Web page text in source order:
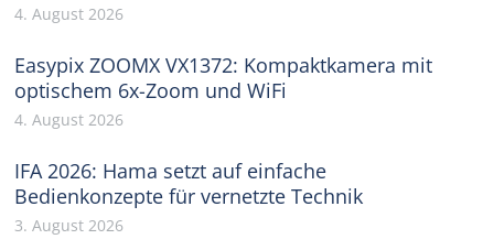
4. August 2026
Easypix ZOOMX VX1372: Kompaktkamera mit
optischem 6x-Zoom und WiFi
4. August 2026
IFA 2026: Hama setzt auf einfache
Bedienkonzepte für vernetzte Technik
3. August 2026